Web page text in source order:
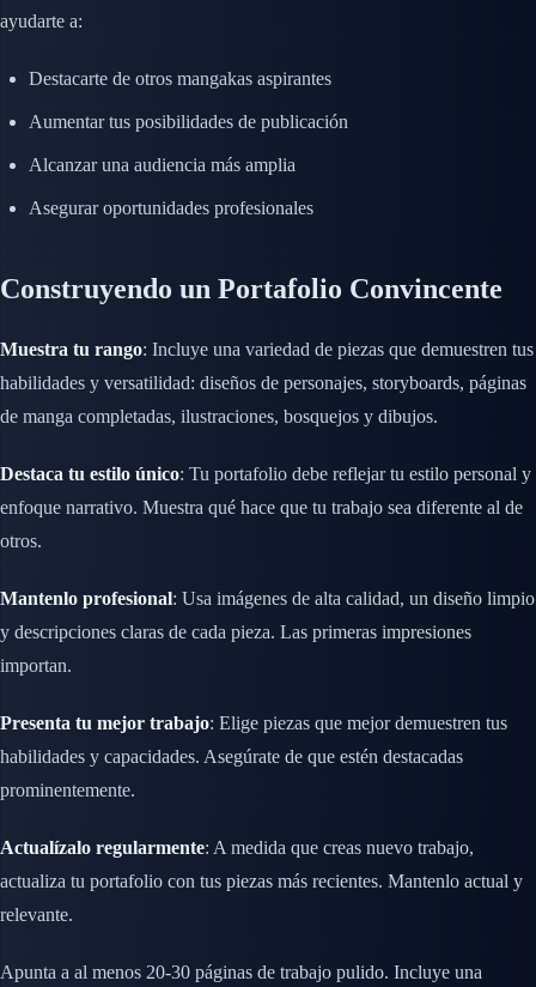
ayudarte a:
Destacarte de otros mangakas aspirantes
Aumentar tus posibilidades de publicación
Alcanzar una audiencia más amplia
Asegurar oportunidades profesionales
Construyendo un Portafolio Convincente
Muestra tu rango: Incluye una variedad de piezas que demuestren tus
habilidades y versatilidad: diseños de personajes, storyboards, páginas
de manga completadas, ilustraciones, bosquejos y dibujos.
Destaca tu estilo único: Tu portafolio debe reflejar tu estilo personal y
enfoque narrativo. Muestra qué hace que tu trabajo sea diferente al de
otros.
Mantenlo profesional: Usa imágenes de alta calidad, un diseño limpio
y descripciones claras de cada pieza. Las primeras impresiones
importan.
Presenta tu mejor trabajo: Elige piezas que mejor demuestren tus
habilidades y capacidades. Asegúrate de que estén destacadas
prominentemente.
Actualízalo regularmente: A medida que creas nuevo trabajo,
actualiza tu portafolio con tus piezas más recientes. Mantenlo actual y
relevante.
Apunta a al menos 20-30 páginas de trabajo pulido. Incluye una